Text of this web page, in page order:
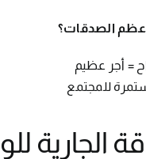
الصدقات؟
= أجر عظيم
للمجتمع
الجارية